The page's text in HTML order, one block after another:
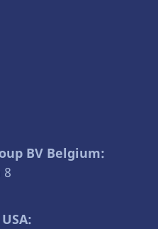
BV Belgium:
8